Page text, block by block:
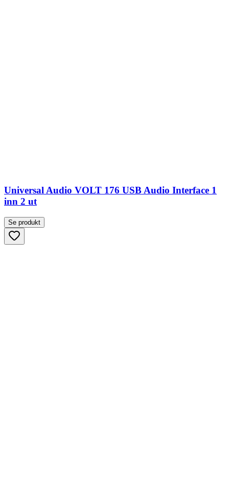
Universal Audio VOLT 176 USB Audio Interface 1
inn 2 ut
Se produkt